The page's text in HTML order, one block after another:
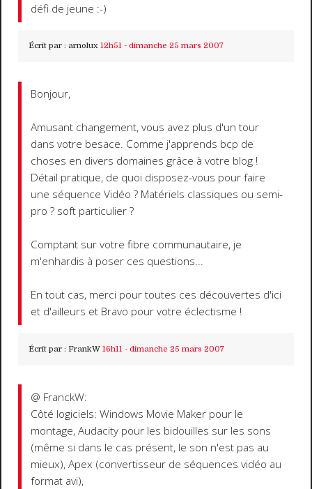
défi de jeune :-)
Écrit par : arnolux 12h51- dimanche 25 mars 2007
Bonjour,
Amusant changement, vous avez plus d'un tour
dans votre besace. Comme j'apprends bcp de
choses en divers domaines grâce à votre blog !
Détail pratique, de quoi disposez-vous pour faire
une séquence Vidéo ? Matériels classiques ou semi-
pro ? soft particulier ?
Comptant sur votre fibre communautaire, je
m'enhardis à poser ces questions...
En tout cas, merci pour toutes ces découvertes d'ici
et d'ailleurs et Bravo pour votre éclectisme !
Écrit par : FrankW 16h11 - dimanche 25 mars 2007
@ FranckW:
Côté logiciels: Windows Movie Maker pour le
montage, Audacity pour les bidouilles sur les sons
(même si dans le cas présent, le son n'est pas au
mieux), Apex (convertisseur de séquences vidéo au
format avi),